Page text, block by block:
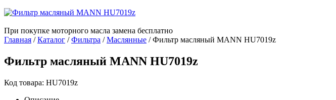
При покупке моторного масла замена бесплатно
Главная /Каталог /Фильтра /Маслянные /Фильтр масляный MANN HU7019z
Фильтр масляный MANN HU7019z
Код товара: HU7019z